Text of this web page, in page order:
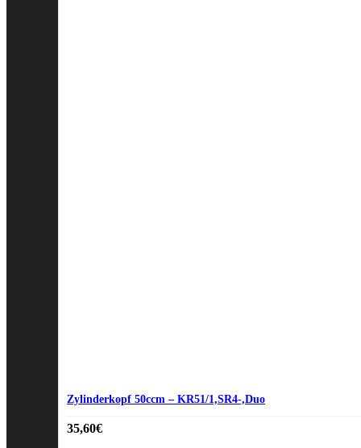
Zylinderkopf 50ccm – KR51/1,SR4-,Duo
35,60€